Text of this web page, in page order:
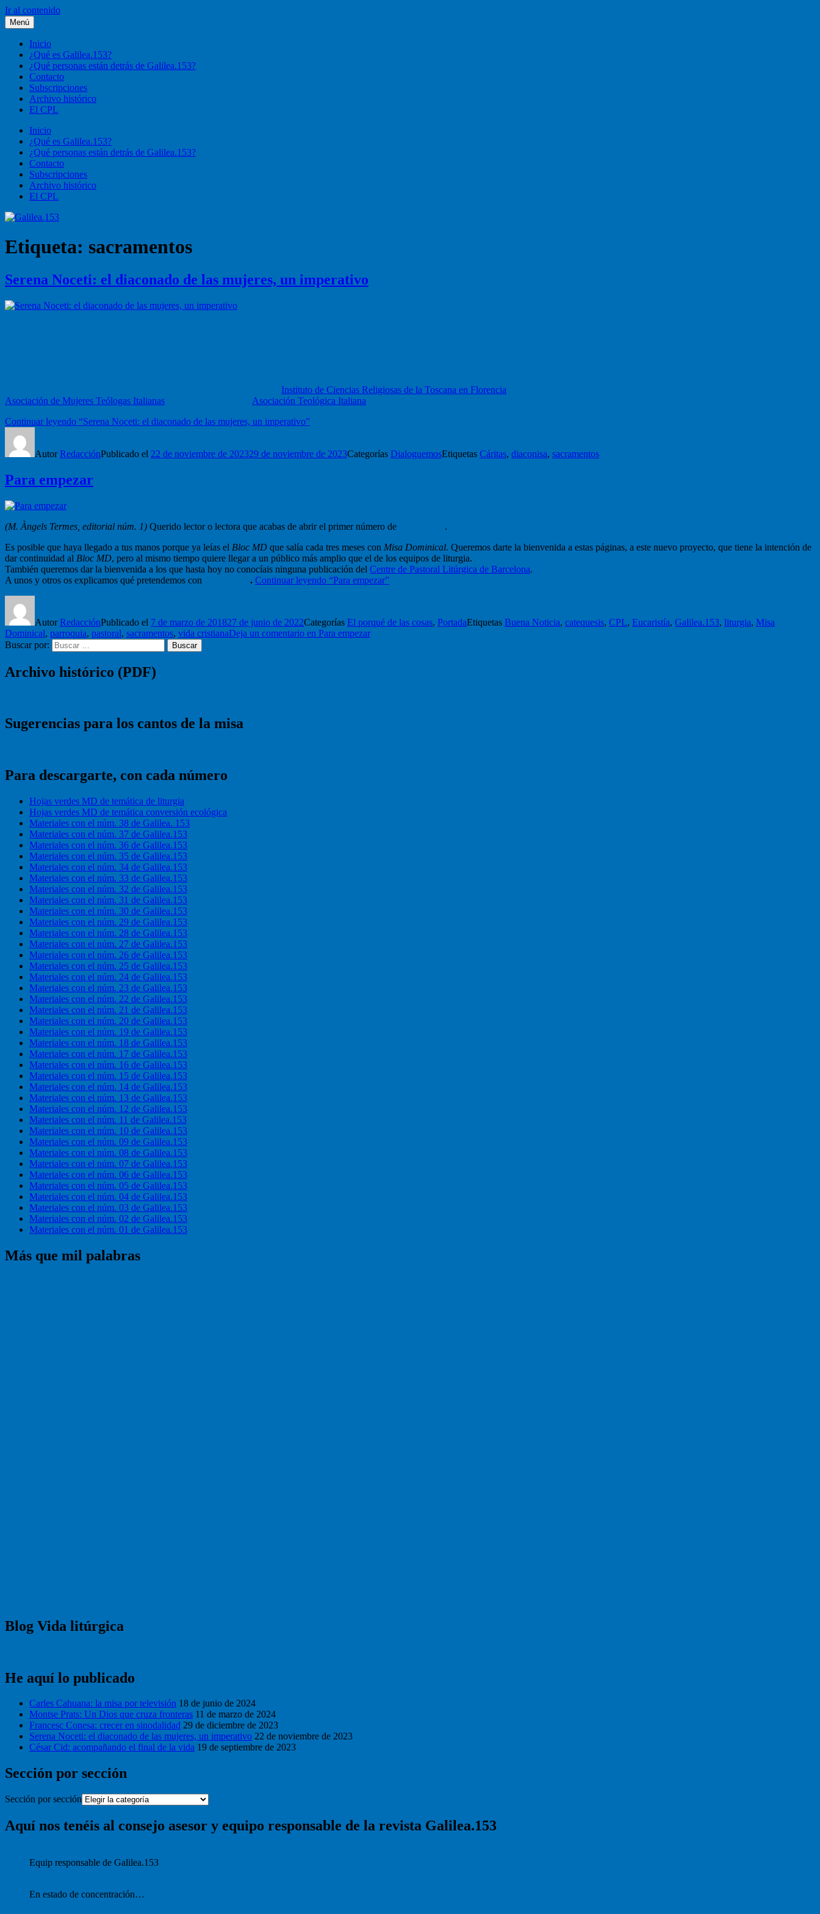
Ir al contenido
Galilea.153
Liturgia, pastoral, vida cristiana
Menú
Inicio
¿Qué es Galilea.153?
¿Qué personas están detrás de Galilea.153?
Contacto
Subscripciones
Archivo histórico
El CPL
Inicio
¿Qué es Galilea.153?
¿Qué personas están detrás de Galilea.153?
Contacto
Subscripciones
Archivo histórico
El CPL
Etiqueta: sacramentos
Serena Noceti: el diaconado de las mujeres, un imperativo
Instituto de Ciencias Religiosas de la Toscana en Florencia
Asociación de Mujeres Teólogas Italianas
Asociación Teológica Italiana
Continuar leyendo “Serena Noceti: el diaconado de las mujeres, un imperativo”
AutorRedacciónPublicado el 22 de noviembre de 202329 de noviembre de 2023Categorías DialoguemosEtiquetas Cáritas, diaconisa, sacramentos
Para empezar
(M. Àngels Termes, editorial núm. 1) Querido lector o lectora que acabas de abrir el primer número de
.
Es posible que haya llegado a tus manos porque ya leías el Bloc MD que salía cada tres meses con Misa Dominical. Queremos darte la bienvenida a estas páginas, a este nuevo proyecto, que tiene la intención de
dar continuidad al Bloc MD, pero al mismo tiempo quiere llegar a un público más amplio que el de los equipos de liturgia.
También queremos dar la bienvenida a los que hasta hoy no conocíais ninguna publicación del Centre de Pastoral Litúrgica de Barcelona.
A unos y otros os explicamos qué pretendemos con
. Continuar leyendo “Para empezar”
AutorRedacciónPublicado el 7 de marzo de 201827 de junio de 2022Categorías El porqué de las cosas, PortadaEtiquetas Buena Noticia, catequesis, CPL, Eucaristía, Galilea.153, liturgia, Misa
Dominical, parroquia, pastoral, sacramentos, vida cristianaDeja un comentario en Para empezar
Buscar por:
Buscar
Archivo histórico (PDF)
Sugerencias para los cantos de la misa
Para descargarte, con cada número
Hojas verdes MD de temática de liturgia
Hojas verdes MD de temática conversión ecológica
Materiales con el núm. 38 de Galilea. 153
Materiales con el núm. 37 de Galilea.153
Materiales con el núm. 36 de Galilea.153
Materiales con el núm. 35 de Galilea.153
Materiales con el núm. 34 de Galilea.153
Materiales con el núm. 33 de Galilea.153
Materiales con el núm. 32 de Galilea.153
Materiales con el núm. 31 de Galilea.153
Materiales con el núm. 30 de Galilea.153
Materiales con el núm. 29 de Galilea.153
Materiales con el núm. 28 de Galilea.153
Materiales con el núm. 27 de Galilea.153
Materiales con el núm. 26 de Galilea.153
Materiales con el núm. 25 de Galilea.153
Materiales con el núm. 24 de Galilea.153
Materiales con el núm. 23 de Galilea.153
Materiales con el núm. 22 de Galilea.153
Materiales con el núm. 21 de Galilea.153
Materiales con el núm. 20 de Galilea.153
Materiales con el núm. 19 de Galilea.153
Materiales con el núm. 18 de Galilea.153
Materiales con el núm. 17 de Galilea.153
Materiales con el núm. 16 de Galilea.153
Materiales con el núm. 15 de Galilea.153
Materiales con el núm. 14 de Galilea.153
Materiales con el núm. 13 de Galilea.153
Materiales con el núm. 12 de Galilea.153
Materiales con el núm. 11 de Galilea.153
Materiales con el núm. 10 de Galilea.153
Materiales con el núm. 09 de Galilea.153
Materiales con el núm. 08 de Galilea.153
Materiales con el núm. 07 de Galilea.153
Materiales con el núm. 06 de Galilea.153
Materiales con el núm. 05 de Galilea.153
Materiales con el núm. 04 de Galilea.153
Materiales con el núm. 03 de Galilea.153
Materiales con el núm. 02 de Galilea.153
Materiales con el núm. 01 de Galilea.153
Más que mil palabras
Blog Vida litúrgica
He aquí lo publicado
Carles Cahuana: la misa por televisión 18 de junio de 2024
Montse Prats: Un Dios que cruza fronteras 11 de marzo de 2024
Francesc Conesa: crecer en sinodalidad 29 de diciembre de 2023
Serena Noceti: el diaconado de las mujeres, un imperativo 22 de noviembre de 2023
César Cid: acompañando el final de la vida 19 de septiembre de 2023
Sección por sección
Sección por sección
Aquí nos tenéis al consejo asesor y equipo responsable de la revista Galilea.153
Equip responsable de Galilea.153
En estado de concentración…